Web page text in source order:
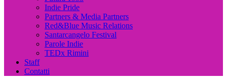
Indie Pride
Partners & Media Partners
Red&Blue Music Relations
Santarcangelo Festival
Parole Indie
TEDx Rimini
Staff
Contatti